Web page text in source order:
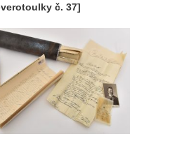
č. 37]